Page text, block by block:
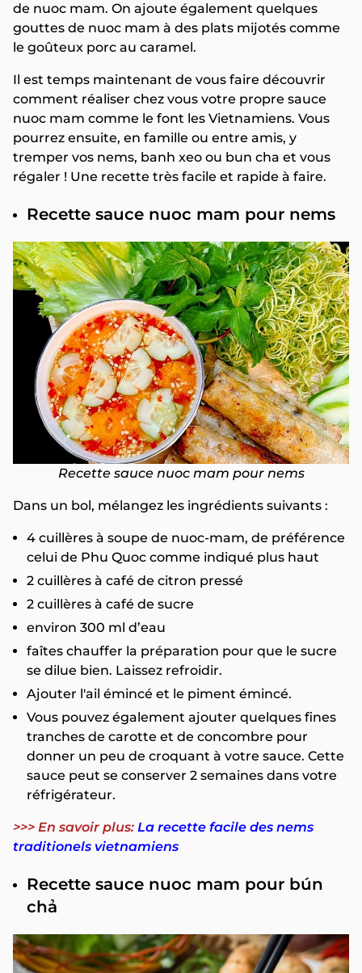
de nuoc mam. On ajoute également quelques
gouttes de nuoc mam à des plats mijotés comme
le goûteux porc au caramel.
Il est temps maintenant de vous faire découvrir
comment réaliser chez vous votre propre sauce
nuoc mam comme le font les Vietnamiens. Vous
pourrez ensuite, en famille ou entre amis, y
tremper vos nems, banh xeo ou bun cha et vous
régaler ! Une recette très facile et rapide à faire.
Recette sauce nuoc mam pour nems
Recette sauce nuoc mam pour nems
Dans un bol, mélangez les ingrédients suivants :
4 cuillères à soupe de nuoc-mam, de préférence
celui de Phu Quoc comme indiqué plus haut
2 cuillères à café de citron pressé
2 cuillères à café de sucre
environ 300 ml d’eau
faîtes chauffer la préparation pour que le sucre
se dilue bien. Laissez refroidir.
Ajouter l'ail émincé et le piment émincé.
Vous pouvez également ajouter quelques fines
tranches de carotte et de concombre pour
donner un peu de croquant à votre sauce. Cette
sauce peut se conserver 2 semaines dans votre
réfrigérateur.
>>> En savoir plus: La recette facile des nems
traditionels vietnamiens
Recette sauce nuoc mam pour bún
chả